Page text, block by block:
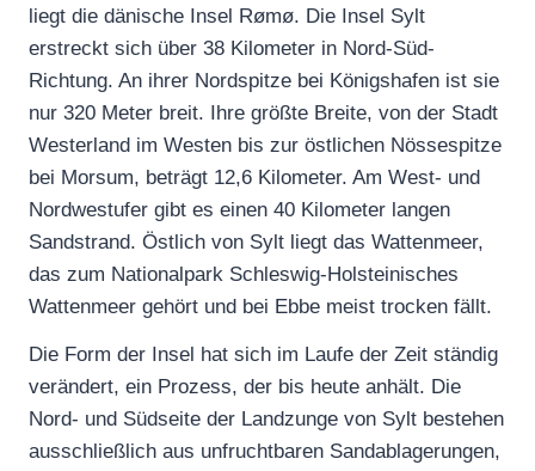
liegt die dänische Insel Rømø. Die Insel Sylt
erstreckt sich über 38 Kilometer in Nord-Süd-
Richtung. An ihrer Nordspitze bei Königshafen ist sie
nur 320 Meter breit. Ihre größte Breite, von der Stadt
Westerland im Westen bis zur östlichen Nössespitze
bei Morsum, beträgt 12,6 Kilometer. Am West- und
Nordwestufer gibt es einen 40 Kilometer langen
Sandstrand. Östlich von Sylt liegt das Wattenmeer,
das zum Nationalpark Schleswig-Holsteinisches
Wattenmeer gehört und bei Ebbe meist trocken fällt.
Die Form der Insel hat sich im Laufe der Zeit ständig
verändert, ein Prozess, der bis heute anhält. Die
Nord- und Südseite der Landzunge von Sylt bestehen
ausschließlich aus unfruchtbaren Sandablagerungen,